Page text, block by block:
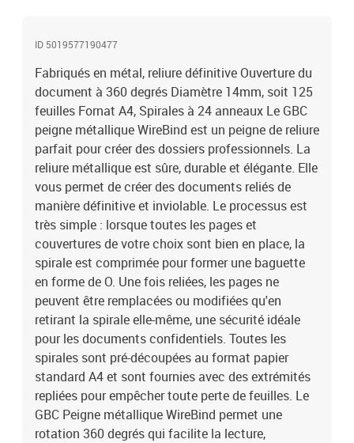
ID 5019577190477
Fabriqués en métal, reliure définitive Ouverture du
document à 360 degrés Diamètre 14mm, soit 125
feuilles Fornat A4, Spirales à 24 anneaux Le GBC
peigne métallique WireBind est un peigne de reliure
parfait pour créer des dossiers professionnels. La
reliure métallique est sûre, durable et élégante. Elle
vous permet de créer des documents reliés de
manière définitive et inviolable. Le processus est
très simple : lorsque toutes les pages et
couvertures de votre choix sont bien en place, la
spirale est comprimée pour former une baguette
en forme de O. Une fois reliées, les pages ne
peuvent être remplacées ou modifiées qu'en
retirant la spirale elle-même, une sécurité idéale
pour les documents confidentiels. Toutes les
spirales sont pré-découpées au format papier
standard A4 et sont fournies avec des extrémités
repliées pour empêcher toute perte de feuilles. Le
GBC Peigne métallique WireBind permet une
rotation 360 degrés qui facilite la lecture,